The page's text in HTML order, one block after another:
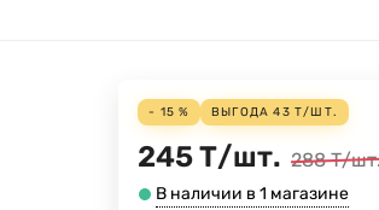
- 15 % ВЫГОДА43 Т/ШТ.
245Т/шт. 288 Т/
В наличии в 1 магазине